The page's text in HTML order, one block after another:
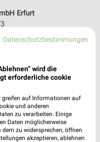
Erfurt
|
1 Prospekt
|
Geöffnet
Datenschutzbestimmungen
wird die
erforderliche cookie
greifen auf Informationen auf
und anderen
zu verarbeiten. Einige
Daten möglicherweise
zu widersprechen, öffnen
akzeptieren, ablehnen